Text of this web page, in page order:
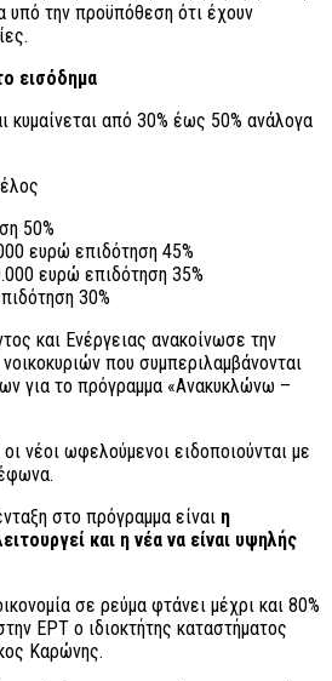
υπό την προϋπόθεση ότι έχουν
εισόδημα
από 30% έως 50% ανάλογα
50%
ευρώ επιδότηση 45%
ευρώ επιδότηση 35%
30%
και Ενέργειας ανακοίνωσε την
που συμπεριλαμβάνονται
για το πρόγραμμα «Ανακυκλώνω –
νέοι ωφελούμενοι ειδοποιούνται με
στο πρόγραμμα είναι η
και η νέα να είναι υψηλής
σε ρεύμα φτάνει μέχρι και 80%
ΕΡΤ ο ιδιοκτήτης καταστήματος
Καρώνης.